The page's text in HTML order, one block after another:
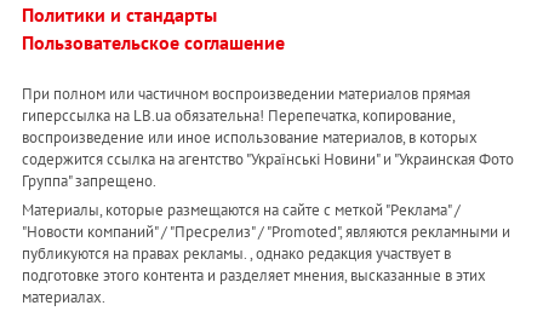
Политики и стандарты
Пользовательское соглашение
При полном или частичном воспроизведении материалов прямая
гиперссылка на LB.ua обязательна! Перепечатка, копирование,
воспроизведение или иное использование материалов, в которых
содержится ссылка на агентство "Українськi Новини" и "Украинская Фото
Группа" запрещено.
Материалы, которые размещаются на сайте с меткой "Реклама" /
"Новости компаний" / "Пресрелиз" / "Promoted", являются рекламными и
публикуются на правах рекламы. , однако редакция участвует в
подготовке этого контента и разделяет мнения, высказанные в этих
материалах.